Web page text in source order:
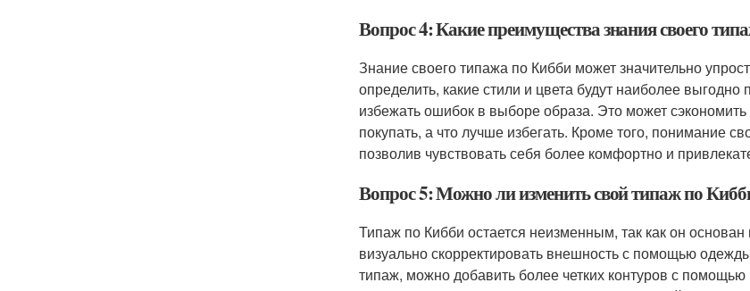
Вопрос 4: Какие преимущества знания своего
Знание своего типажа по Кибби может значительно
определить, какие стили и цвета будут наиболее
избежать ошибок в выборе образа. Это может сэкономить
покупать, а что лучше избегать. Кроме того, понимание
позволив чувствовать себя более комфортно и
Вопрос 5: Можно ли изменить свой типаж по
Типаж по Кибби остается неизменным, так как он
визуально скорректировать внешность с помощью
типаж, можно добавить более четких контуров с